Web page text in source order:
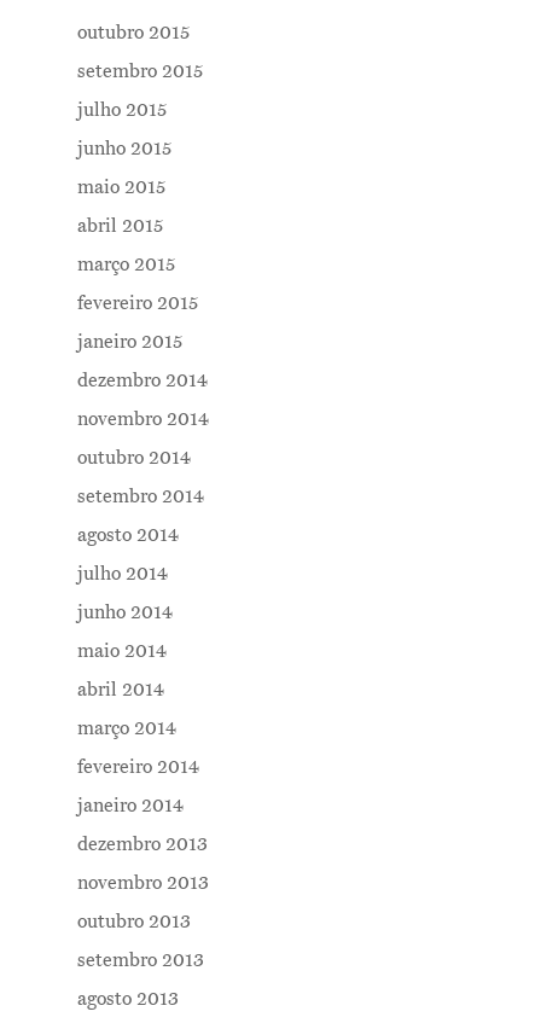
outubro 2015
setembro 2015
julho 2015
junho 2015
maio 2015
abril 2015
março 2015
fevereiro 2015
janeiro 2015
dezembro 2014
novembro 2014
outubro 2014
setembro 2014
agosto 2014
julho 2014
junho 2014
maio 2014
abril 2014
março 2014
fevereiro 2014
janeiro 2014
dezembro 2013
novembro 2013
outubro 2013
setembro 2013
agosto 2013